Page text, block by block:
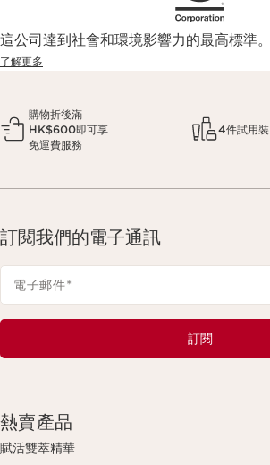
這公司達到社會和環境影響力的最高標準。
了解更多
購物折後滿
HK$600即可享
免運費服務
4件試用裝
訂閱我們的電子通訊
電子郵件*
訂閱
熱賣產品
賦活雙萃精華